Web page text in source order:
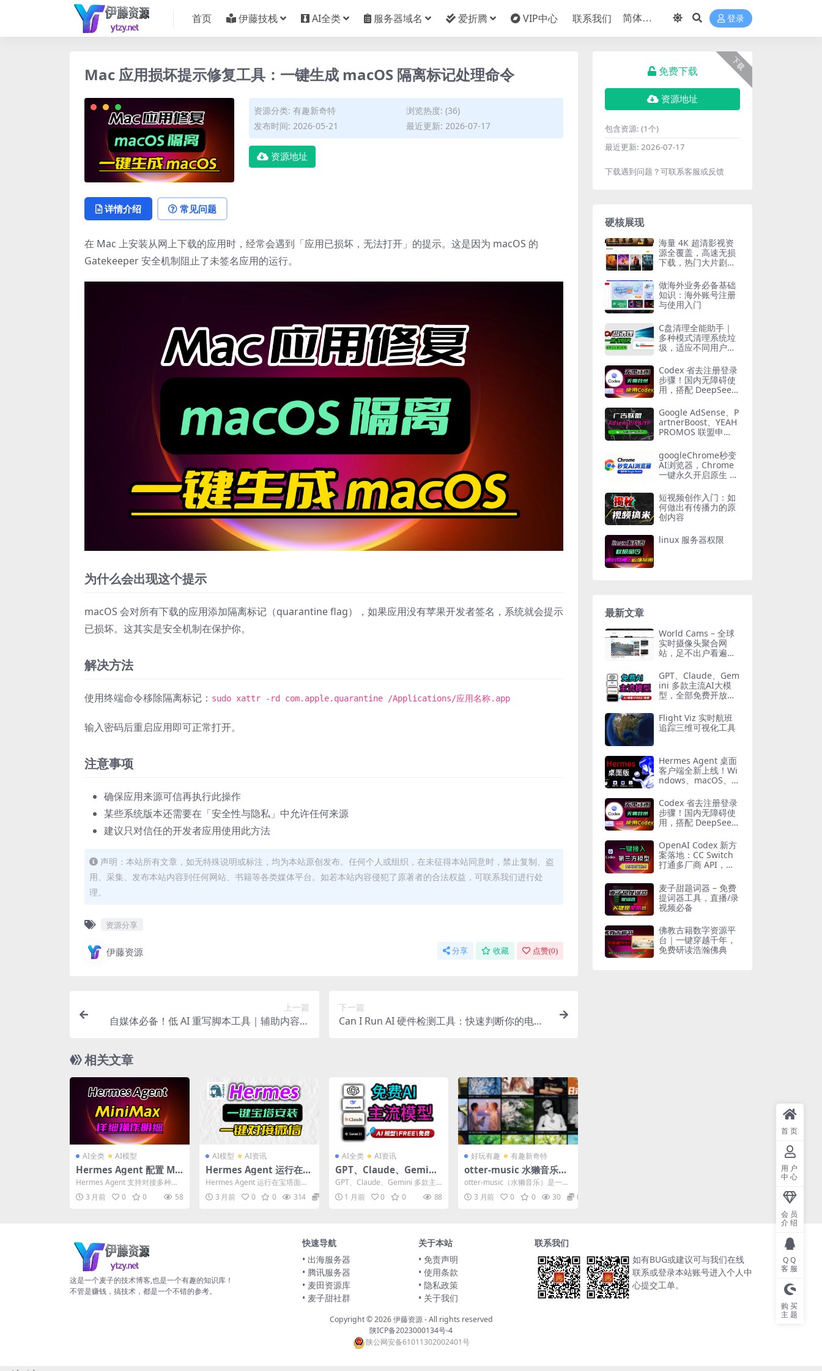
首页 伊藤技栈 AI全类 服务器域名 爱折腾 VIP中心 联系我们 登录
Mac 应用损坏提示修复工具：一键生成 macOS 隔离标记处理命令
资源分类: 有趣新奇特
浏览热度: (36)
发布时间: 2026-05-21
最近更新: 2026-07-17
资源地址
详情介绍 常见问题
在 Mac 上安装从网上下载的应用时，经常会遇到「应用已损坏，无法打开」的提示。这是因为 macOS 的
Gatekeeper 安全机制阻止了未签名应用的运行。
为什么会出现这个提示
macOS 会对所有下载的应用添加隔离标记（quarantine flag），如果应用没有苹果开发者签名，系统就会提示
已损坏。这其实是安全机制在保护你。
解决方法
使用终端命令移除隔离标记： sudo xattr -rd com.apple.quarantine /Applications/应用名称.app
输入密码后重启应用即可正常打开。
注意事项
确保应用来源可信再执行此操作
某些系统版本还需要在「安全性与隐私」中允许任何来源
建议只对信任的开发者应用使用此方法
声明：本站所有文章，如无特殊说明或标注，均为本站原创发布。任何个人或组织，在未征得本站同意时，禁止复制、盗
用、采集、发布本站内容到任何网站、书籍等各类媒体平台。如若本站内容侵犯了原著者的合法权益，可联系我们进行处
理。
资源分享
伊藤资源 分享 收藏 点赞(0)
上一篇
自媒体必备！低 AI 重写脚本工具｜辅助内容创
下一篇
Can I Run AI 硬件检测工具：快速判断你的电脑
相关文章
AI全类 AI模型
Hermes Agent 配置 Mi
niMax 大模型详解｜切换
模型完整操作指南
Hermes Agent 支持对接多种大
模型，MiniMax 是性价比较高的
选择...3 月前 0 0 58
AI模型 AI资讯
Hermes Agent 运行在宝
塔面板上快速部署 – 10分
钟开合即用
Hermes Agent 运行在宝塔面板
上快速部署-10分钟开合即用！小
白轻松搞...
3 月前 0 0 314
AI全类 AI资讯
GPT、Claude、Gemini
多款主流AI大模型，全部
免费开放使用|小白即可上
手使用，主打一个免费好
GPT、Claude、Gemini 多款主
流AI大模型，全部免费开放使用|
小白即...
1 月前 0 0 88
好玩有趣 有趣新奇特
otter-music 水獭音乐｜
开源免费跨平台播放器，
多源聚合 + 无损音质 + 无
广告
otter-music（水獭音乐）是一款
开源免费的跨平台音乐播放器，
界面简洁美观...
3 月前 0 0 30 0
下载
免费下载
资源地址
包含资源: (1个)
最近更新: 2026-07-17
下载遇到问题？可联系客服或反馈
硬核展现
海量 4K 超清影视资
源全覆盖，高速无损
下载，热门大片剧集
做海外业务必备基础
知识：海外账号注册
与使用入门
C盘清理全能助手｜
多种模式清理系统垃
圾，适应不同用户需
Codex 省去注册登录
步骤！国内无障碍使
用，搭配 DeepSeek
第三方接口
Google AdSense、P
artnerBoost、YEAH
PROMOS 联盟申
法！
googleChrome秒变
AI浏览器，Chrome
一键永久开启原生 G
短视频创作入门：如
何做出有传播力的原
创内容
linux 服务器权限
最新文章
World Cams – 全球
实时摄像头聚合网
站，足不出户看遍世
GPT、Claude、Gem
ini 多款主流AI大模
型，全部免费开放使
用，主打一个免费好
用！
Flight Viz 实时航班
追踪三维可视化工具
Hermes Agent 桌面
客户端全新上线！Wi
ndows、macOS、Li
零基础新手也能一键
轻松使用！
Codex 省去注册登录
步骤！国内无障碍使
用，搭配 DeepSeek
第三方接口
OpenAI Codex 新方
案落地：CC Switch
打通多厂商 API，一
等主流大模型
麦子甜题词器 – 免费
提词器工具，直播/录
视频必备
佛教古籍数字资源平
台｜一键穿越千年，
免费研读浩瀚佛典
这是一个麦子的技术博客,也是一个有趣的知识库！
不管是赚钱，搞技术，都是一个不错的参考。
快速导航
• 出海服务器
• 腾讯服务器
• 麦田资源库
• 麦子甜社群
关于本站
• 免责声明
• 使用条款
• 隐私政策
• 关于我们
联系我们
如有BUG或建议可与我们在线
联系或登录本站账号进入个人中
心提交工单。
Copyright © 2026伊藤资源- All rights reserved
陕ICP备2023000134号-4
陕公网安备61011302002401号
首页
用户
中心
会员
介绍
QQ
客服
购买
主题